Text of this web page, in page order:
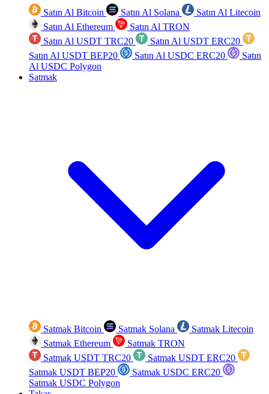
Satın Al Bitcoin Satın Al Solana
Satın Al Litecoin
Satın Al Ethereum
Satın Al TRON
Satın Al USDT TRC20
Satın Al USDT ERC20
Satın Al USDT BEP20
Satın Al USDC ERC20
Satın
Al USDC Polygon
Satmak
Satmak Bitcoin Satmak Solana
Satmak Litecoin
Satmak Ethereum
Satmak TRON
Satmak USDT TRC20
Satmak USDT ERC20
Satmak USDT BEP20
Satmak USDC ERC20
Satmak USDC Polygon